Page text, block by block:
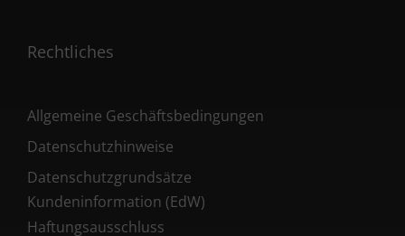
Rechtliches
Allgemeine Geschäftsbedingungen
Datenschutzhinweise
Datenschutzgrundsätze
Kundeninformation (EdW)
Haftungsausschluss